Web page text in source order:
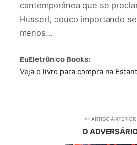
contemporânea que se
Husserl, pouco importando
menos…
EuEletrônico Books:
Veja o livro para compra na
ARTIGO ANTERIOR
O ADVERSÁRIO